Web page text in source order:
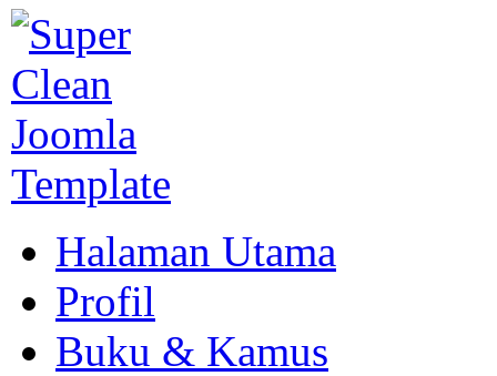
Halaman Utama
Profil
Buku & Kamus